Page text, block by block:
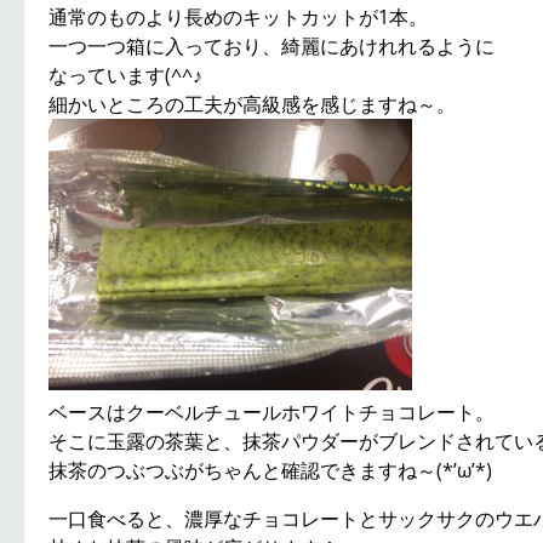
通常のものより長めのキットカットが1本。
一つ一つ箱に入っており、綺麗にあけれれるように
なっています(^^♪
細かいところの工夫が高級感を感じますね～。
ベースはクーベルチュールホワイトチョコレート。
そこに玉露の茶葉と、抹茶パウダーがブレンドされてい
抹茶のつぶつぶがちゃんと確認できますね～(*’ω’*)
一口食べると、濃厚なチョコレートとサックサクのウエ